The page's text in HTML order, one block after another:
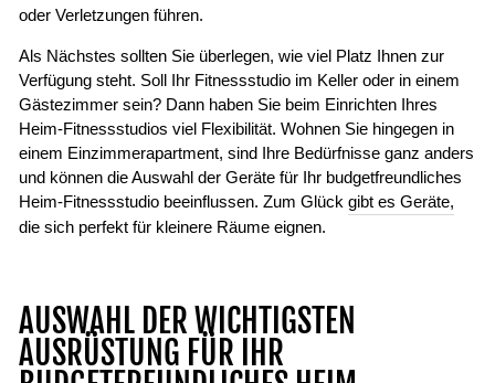
oder Verletzungen führen.
Als Nächstes sollten Sie überlegen, wie viel Platz Ihnen zur
Verfügung steht. Soll Ihr Fitnessstudio im Keller oder in einem
Gästezimmer sein? Dann haben Sie beim Einrichten Ihres
Heim-Fitnessstudios viel Flexibilität. Wohnen Sie hingegen in
einem Einzimmerapartment, sind Ihre Bedürfnisse ganz anders
und können die Auswahl der Geräte für Ihr budgetfreundliches
Heim-Fitnessstudio beeinflussen. Zum Glück gibt es Geräte,
die sich perfekt für kleinere Räume eignen.
AUSWAHL DER WICHTIGSTEN
AUSRÜSTUNG FÜR IHR